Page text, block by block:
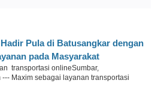
Pula di Batusangkar dengan
pada Masyarakat
transportasi onlineSumbar,
--- Maxim sebagai layanan transportasi